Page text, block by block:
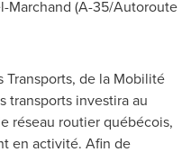
Marchand (A-35/Autoroute
Transports, de la Mobilité
transports investira au
réseau routier québécois,
en activité. Afin de